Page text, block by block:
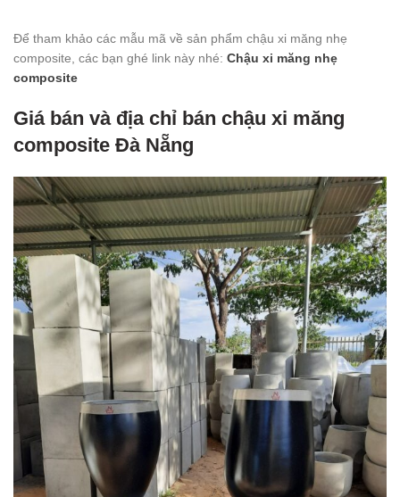
Để tham khảo các mẫu mã về sản phẩm chậu xi măng nhẹ
composite, các bạn ghé link này nhé: Chậu xi măng nhẹ
composite
Giá bán và địa chỉ bán chậu xi măng
composite Đà Nẵng